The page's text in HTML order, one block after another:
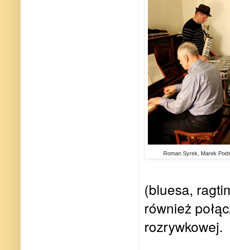
Roman Syrek, Marek
(bluesa,
również
rozrywkowej.